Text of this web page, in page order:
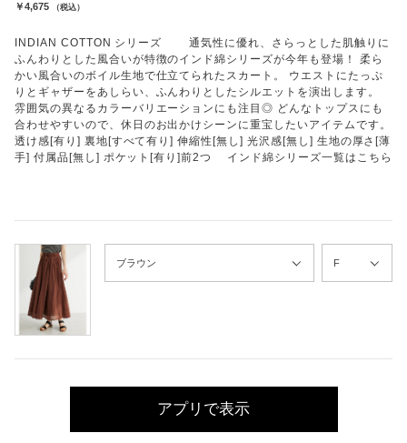
￥4,675 （税込）
INDIAN COTTON シリーズ 通気性に優れ、さらっとした肌触りに
ふんわりとした風合いが特徴のインド綿シリーズが今年も登場！ 柔ら
かい風合いのボイル生地で仕立てられたスカート。 ウエストにたっぷ
りとギャザーをあしらい、ふんわりとしたシルエットを演出します。
雰囲気の異なるカラーバリエーションにも注目◎ どんなトップスにも
合わせやすいので、休日のお出かけシーンに重宝したいアイテムです。
透け感[有り] 裏地[すべて有り] 伸縮性[無し] 光沢感[無し] 生地の厚さ[薄
手] 付属品[無し] ポケット[有り]前2つ インド綿シリーズ一覧はこちら
アプリで表示